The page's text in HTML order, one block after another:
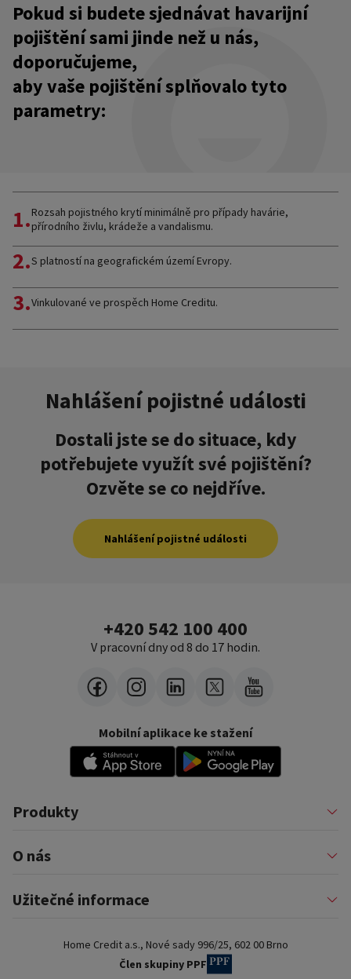
Pokud si budete sjednávat havarijní
pojištění sami jinde než u nás,
doporučujeme,
aby vaše pojištění splňovalo tyto
parametry:
1.Rozsah pojistného krytí minimálně pro případy havárie,
přírodního živlu, krádeže a vandalismu.
2.S platností na geografickém území Evropy.
3.Vinkulované ve prospěch Home Creditu.
Nahlášení pojistné události
Dostali jste se do situace, kdy
potřebujete využít své pojištění?
Ozvěte se co nejdříve.
Nahlášení pojistné události
+420 542 100 400
V pracovní dny od 8 do 17 hodin.
Mobilní aplikace ke stažení
Produkty
Půjčky
Financování podnikatelů
Nákupy na splátky
Financování auta
O nás
Profil firmy
Pomáháme
Užitečné informace
Poradna a nejčastější dotazy
Dokumenty ke stažení
Home Credit a.s., Nové sady 996/25, 602 00 Brno
Člen skupiny PPF